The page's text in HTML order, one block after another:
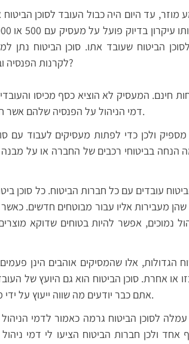
מוזר, עד היום היה כבול העובד לסוכן
הביטוח שעובד אתו. סוכן הביטוח נתן
לקרנות הפנסיה וביטוחי המנהלים השונים של העובדים. הבעיה?
חינם. המעסיק לא הוציא כסף מכיסו
דמי הניהול על הפנסיה שלהם אשר חולקו בין סוכן הביטוח לחברת הביטוח.
ולכן כדי לפתות מעסיקים לעבוד עם
הנחה בביטוחי רכבים של החברה או על
עובדים עם כל חברות הביטוח. כל סוכן
מעבירות אליו עבור מבוטחים חדשים.
נמוכים, אפשר להיות בטוחים שדוקא
הגדולות, אלו שהמסיקים אוהבים הינן
או אחרת. סוכן הביטוח הוא גם היועץ של
אתם כבר יודעים מה שווה ייעוץ על ידי מי שמרוויח יותר ככל שהוא מוכר יותר.
לסוכן הביטוח גרמה כאמור לדמי הניהול
אחד ולכן חברות הביטוח הציעו לי דמי